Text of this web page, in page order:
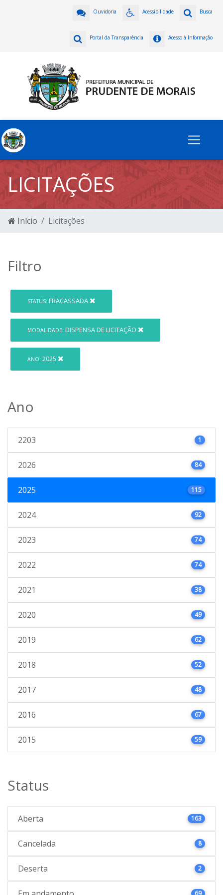
Busca
Acessibilidade
Ouvidoria
Acesso à Informação
Portal da Transparência
LICITAÇÕES
Início Licitações
Filtro
STATUS: FRACASSADA
MODALIDADE: DISPENSA DE LICITAÇÃO
ANO: 2025
Ano
2203 1
2026 84
2025 115
2024 92
2023 74
2022 74
2021 38
2020 49
2019 62
2018 52
2017 48
2016 67
2015 59
Status
Aberta 163
Cancelada 8
Deserta 2
69